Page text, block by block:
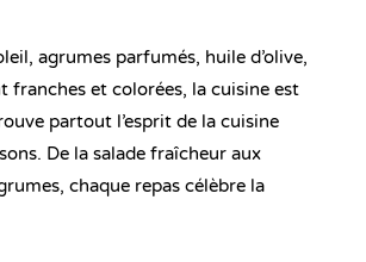
agrumes parfumés, huile d’olive,
franches et colorées, la cuisine est
partout l’esprit de la cuisine
De la salade fraîcheur aux
chaque repas célèbre la